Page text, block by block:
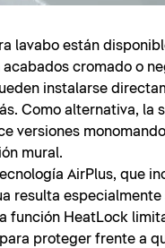
lavabo están
acabados cromado o
instalarse
Como alternativa, la
versiones
mural.
AirPlus, que
resulta especialmente
función HeatLock
proteger frente a